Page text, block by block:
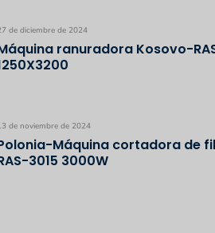
de diciembre de 2024
ranuradora Kosovo-
de noviembre de 2024
Máquina cortadora de
3015 3000W